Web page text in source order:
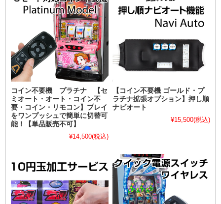
コイン不要機 プラチナ 【セ
ミオート・オート・コイン不
要・コイン・リモコン】プレイ
をワンプッシュで簡単に切替可
能！【単品販売不可】
¥14,500(税込)
【コイン不要機 ゴールド・プ
ラチナ拡張オプション】押し順
ナビオート
¥15,500(税込)